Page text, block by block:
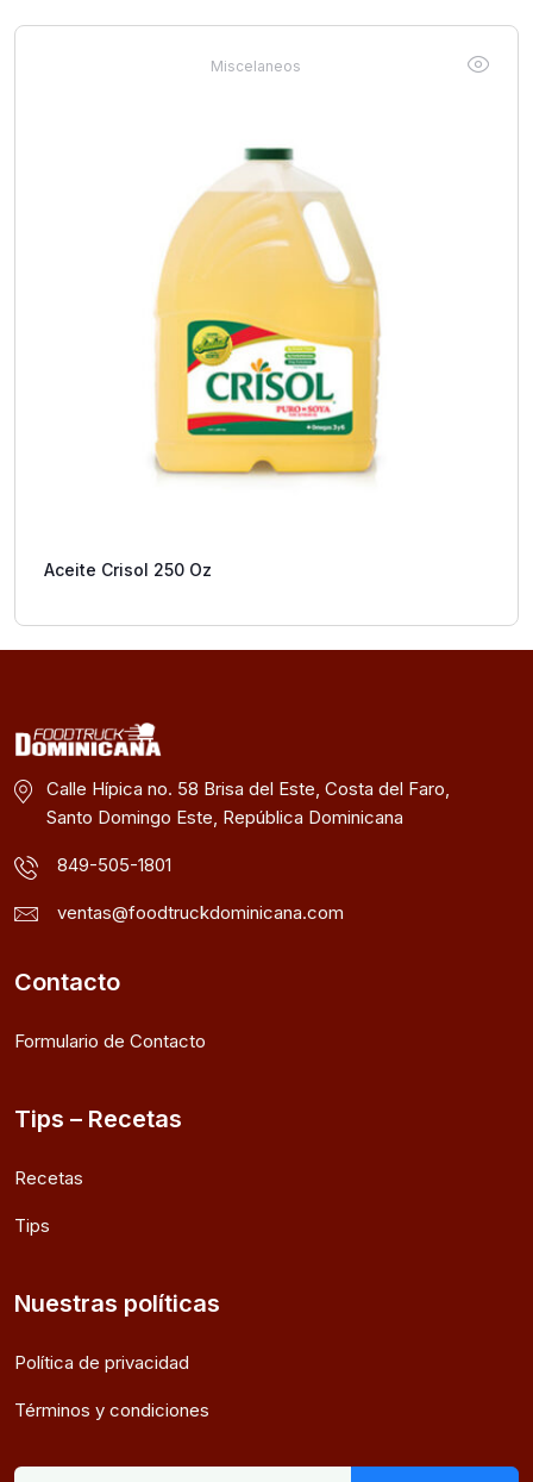
Miscelaneos
Aceite Crisol 250 Oz
Calle Hípica no. 58 Brisa del Este, Costa del Faro,
Santo Domingo Este, República Dominicana
849-505-1801
ventas@foodtruckdominicana.com
Contacto
Formulario de Contacto
Tips – Recetas
Recetas
Tips
Nuestras políticas
Política de privacidad
Términos y condiciones